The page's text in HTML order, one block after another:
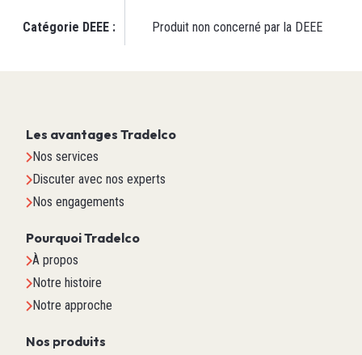
Catégorie DEEE: Produit non concerné par la DEEE
Les avantages Tradelco
Nos services
Discuter avec nos experts
Nos engagements
Pourquoi Tradelco
À propos
Notre histoire
Notre approche
Nos produits